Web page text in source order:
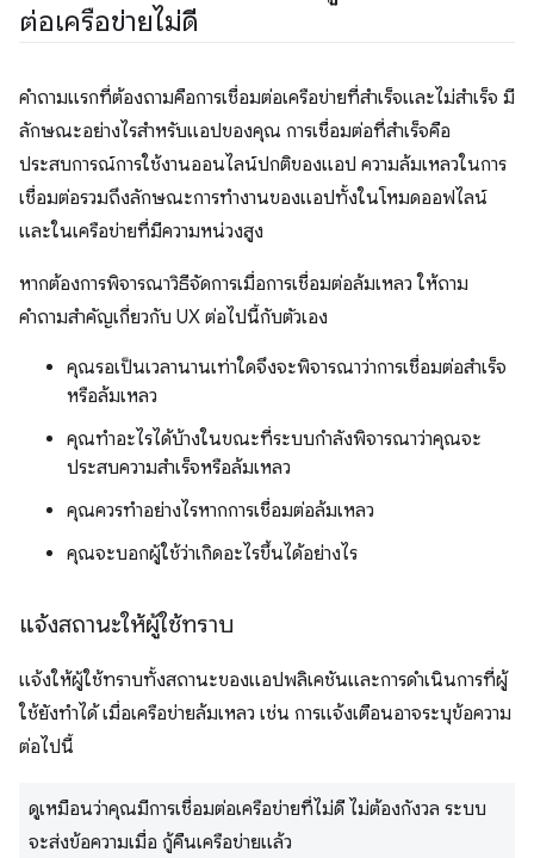
ต่อเครือข่ายไม่ดี
คำถามแรกที่ต้องถามคือการเชื่อมต่อเครือข่ายที่สำเร็จและไม่สำเร็จ มี
ลักษณะอย่างไรสำหรับแอปของคุณ การเชื่อมต่อที่สำเร็จคือ
ประสบการณ์การใช้งานออนไลน์ปกติของแอป ความล้มเหลวในการ
เชื่อมต่อรวมถึงลักษณะการทำงานของแอปทั้งในโหมดออฟไลน์
และในเครือข่ายที่มีความหน่วงสูง
หากต้องการพิจารณาวิธีจัดการเมื่อการเชื่อมต่อล้มเหลว ให้ถาม
คำถามสำคัญเกี่ยวกับ UX ต่อไปนี้กับตัวเอง
คุณรอเป็นเวลานานเท่าใดจึงจะพิจารณาว่าการเชื่อมต่อสำเร็จ
หรือล้มเหลว
คุณทำอะไรได้บ้างในขณะที่ระบบกำลังพิจารณาว่าคุณจะ
ประสบความสำเร็จหรือล้มเหลว
คุณควรทำอย่างไรหากการเชื่อมต่อล้มเหลว
คุณจะบอกผู้ใช้ว่าเกิดอะไรขึ้นได้อย่างไร
แจ้งสถานะให้ผู้ใช้ทราบ
แจ้งให้ผู้ใช้ทราบทั้งสถานะของแอปพลิเคชันและการดำเนินการที่ผู้
ใช้ยังทำได้ เมื่อเครือข่ายล้มเหลว เช่น การแจ้งเตือนอาจระบุข้อความ
ต่อไปนี้
ดูเหมือนว่าคุณมีการเชื่อมต่อเครือข่ายที่ไม่ดี ไม่ต้องกังวล ระบบ
จะส่งข้อความเมื่อ กู้คืนเครือข่ายแล้ว